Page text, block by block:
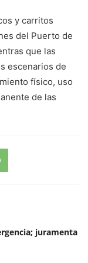
y carritos
del Puerto de
que las
escenarios de
físico, uso
de las
juramenta